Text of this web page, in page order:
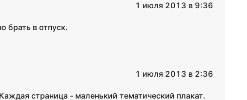
1 июля 2013 в 9:36
брать в отпуск.
1 июля 2013 в 2:36
страница - маленький тематический плакат.